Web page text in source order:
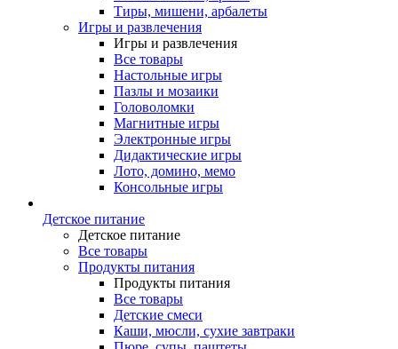
Тиры, мишени, арбалеты
Игры и развлечения
Игры и развлечения
Все товары
Настольные игры
Пазлы и мозаики
Головоломки
Магнитные игры
Электронные игры
Дидактические игры
Лото, домино, мемо
Консольные игры
Детское питание
Детское питание
Все товары
Продукты питания
Продукты питания
Все товары
Детские смеси
Каши, мюсли, сухие завтраки